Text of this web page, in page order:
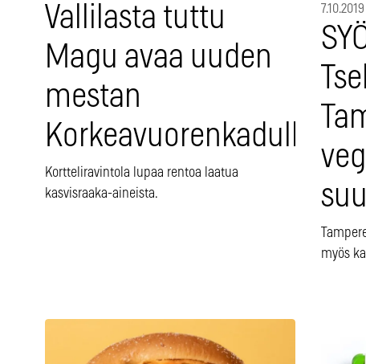
Vallilasta tuttu
Magu avaa uuden
mestan
Korkeavuorenkadulle
Kortteliravintola lupaa rentoa laatua
kasvisraaka-aineista.
7.10.2019
myös